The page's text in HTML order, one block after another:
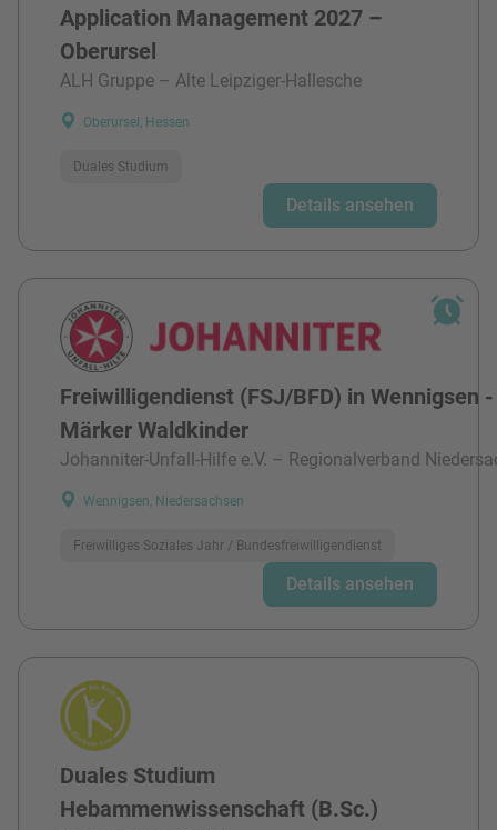
Application Management 2027 –
Oberursel
ALH Gruppe – Alte Leipziger-Hallesche
Oberursel, Hessen
Duales Studium
Details ansehen
Freiwilligendienst (FSJ/BFD) in Wennigsen
Märker Waldkinder
Johanniter-Unfall-Hilfe e.V. – Regionalverband
Wennigsen, Niedersachsen
Freiwilliges Soziales Jahr / Bundesfreiwilligendienst
Details ansehen
Duales Studium
Hebammenwissenschaft (B.Sc.)